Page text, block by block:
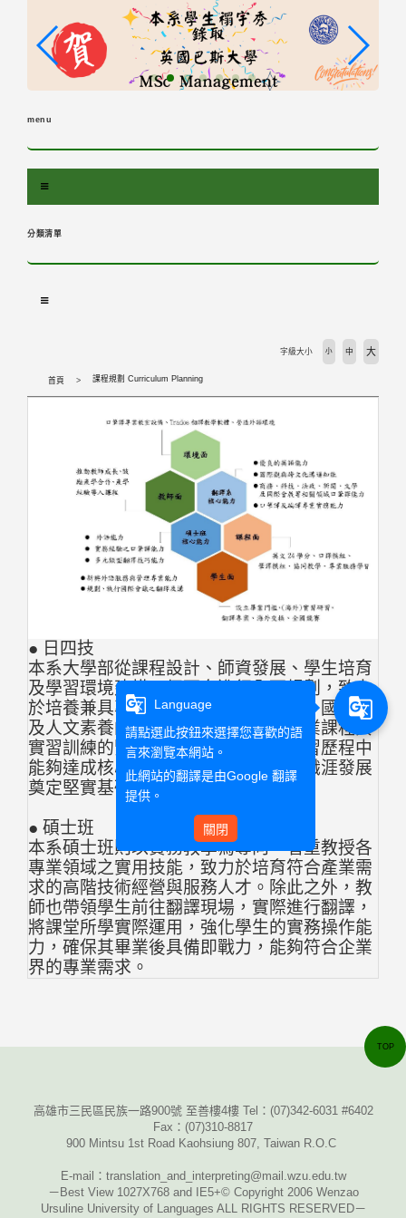
menu
分類清單
首頁 課程規劃 Curriculum Planning
字級大小 小 中 大
● 日四技
本系大學部從課程設計、師資發展、學生培育
及學習環境建構四個面向進行全面規劃，致力
於培養兼具專業翻譯技巧、實務能力、國際觀
及人文素養的專業翻譯人才。透過專業課程與
實習訓練的緊密結合，確保學生在學習歷程中
能夠達成核心教育目標，並為其未來職涯發展
奠定堅實基礎。
● 碩士班
本系碩士班則以實務教學為導向，著重教授各
專業領域之實用技能，致力於培育符合產業需
求的高階技術經營與服務人才。除此之外，教
師也帶領學生前往翻譯現場，實際進行翻譯，
將課堂所學實際運用，強化學生的實務操作能
力，確保其畢業後具備即戰力，能夠符合企業
界的專業需求。
高雄市三民區民族一路900號 至善樓4樓 Tel： (07)342-6031 #6402
Fax ： (07)310-8817
900 Mintsu 1st Road Kaohsiung 807, Taiwan R.O.C
E-mail ：translation_and_interpreting@mail.wzu.edu.tw
－Best View 1027X768 and IE5+© Copyright 2006 Wenzao
Ursuline University of Languages ALL RIGHTS RESERVED－
TOP
g_translate
Language
請點選此按鈕來選擇您喜歡的語
言來瀏覽本網站。
此網站的翻譯是由Google 翻譯
提供。
關閉
g_translate